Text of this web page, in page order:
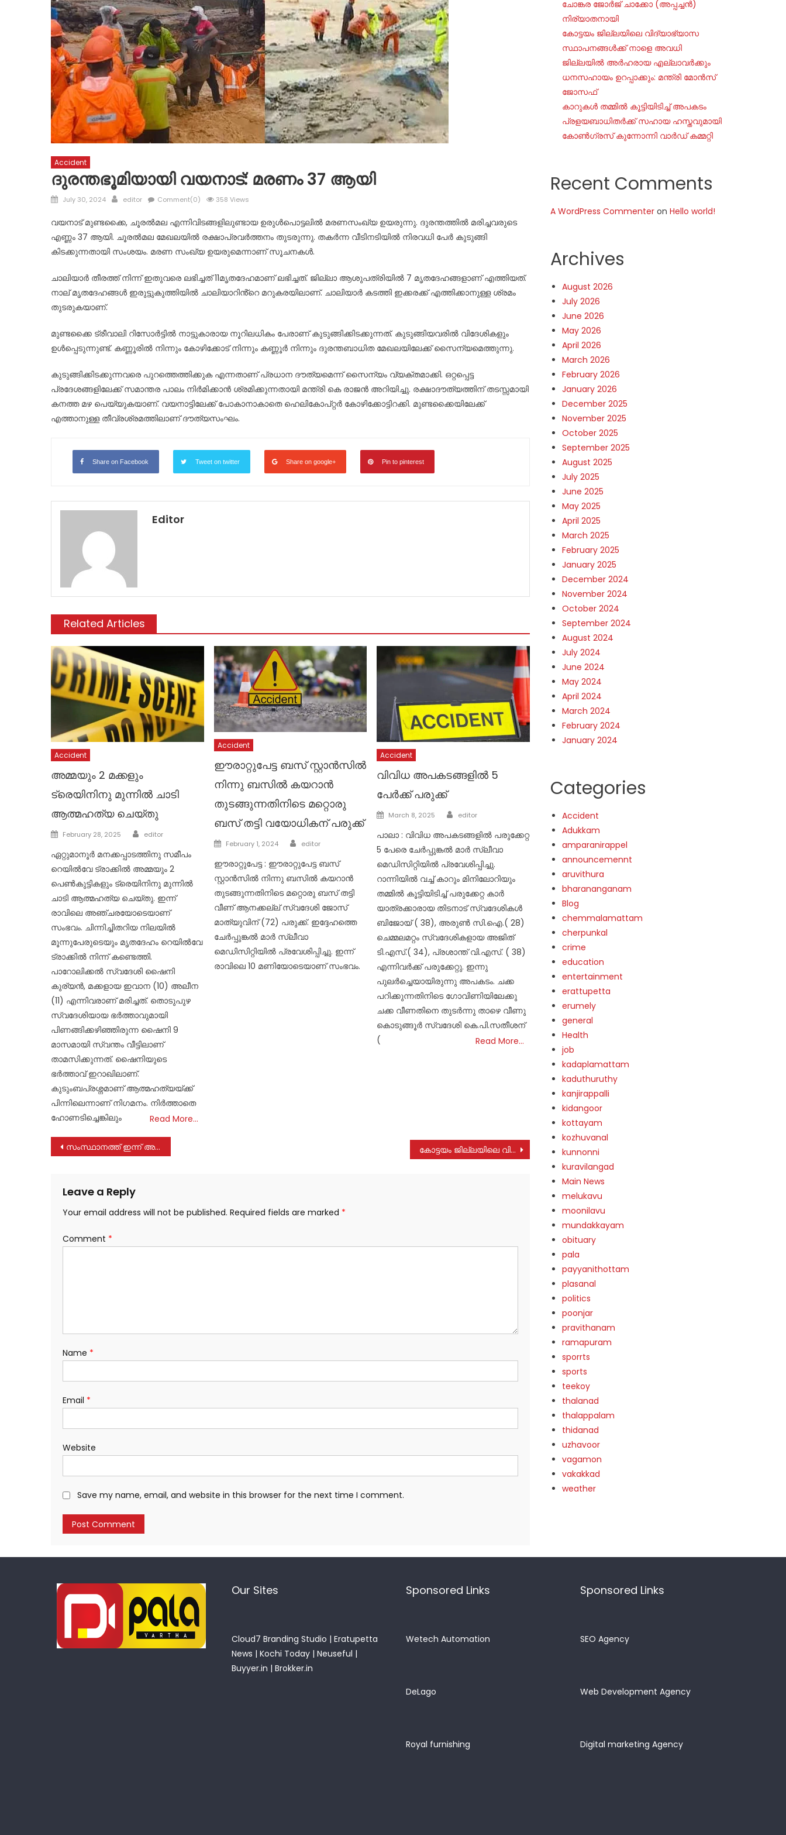
Accident
ദുരന്തഭൂമിയായി വയനാട്: മരണം 37 ആയി
Posted
July 30, 2024 Author
editor Comment(0) 358 Views
വയനാട് മുണ്ടക്കൈ, ചൂരൽമല എന്നിവിടങ്ങളിലുണ്ടായ ഉരുൾപൊട്ടലിൽ മരണസംഖ്യ ഉയരുന്നു. ദുരന്തത്തിൽ മരിച്ചവരുടെ
എണ്ണം 37 ആയി. ചൂരൽമല മേഖലയിൽ രക്ഷാപ്രവർത്തനം തുടരുന്നു. തകർന്ന വീടിനടിയിൽ നിരവധി പേർ കുടുങ്ങി
കിടക്കുന്നതായി സംശയം. മരണ സംഖ്യ ഉയരുമെന്നാണ് സൂചനകള്‍.
ചാലിയാർ തീരത്ത് നിന്ന് ഇതുവരെ ലഭിച്ചത് 11മൃതദേഹമാണ് ലഭിച്ചത്. ജില്ലാ ആശുപത്രിയിൽ 7 മൃതദേഹങ്ങളാണ് എത്തിയത്.
നാല് മൃതദേഹങ്ങൾ ഇരുട്ടുകുത്തിയിൽ ചാലിയാറിൻ്റെ മറുകരയിലാണ്. ചാലിയാർ കടത്തി ഇക്കരക്ക് എത്തിക്കാനുള്ള ശ്രമം
തുടരുകയാണ്.
മുണ്ടക്കൈ ട്രീവാലി റിസോർട്ടിൽ നാട്ടുകാരായ നൂറിലധികം പേരാണ് കുടുങ്ങിക്കിടക്കുന്നത്. കുടുങ്ങിയവരിൽ വിദേശികളും
ഉൾപ്പെടുന്നുണ്ട്. കണ്ണൂരിൽ നിന്നും കോഴിക്കോട് നിന്നും കണ്ണൂർ നിന്നും ദുരന്തബാധിത മേഖലയിലേക്ക് സൈന്യമെത്തുന്നു.
കുടുങ്ങിക്കിടക്കുന്നവരെ പുറത്തെത്തിക്കുക എന്നതാണ് പ്രധാന ദൗത്യമെന്ന് സൈന്യം വ്യക്തമാക്കി. ഒറ്റപ്പെട്ട
പ്രദേശങ്ങളിലേക്ക് സമാന്തര പാലം നിർമിക്കാൻ ശ്രമിക്കുന്നതായി മന്ത്രി കെ രാജൻ അറിയിച്ചു. രക്ഷാദൗത്യത്തിന് തടസ്സമായി
കനത്ത മഴ പെയ്യുകയാണ്. വയനാട്ടിലേക്ക് പോകാനാകാതെ ഹെലികോപ്റ്റർ കോഴിക്കോട്ടിറക്കി. മുണ്ടക്കൈയിലേക്ക്
എത്താനുള്ള തീവ്രശ്രമത്തിലാണ് ദൗത്യസംഘം.
Share on Facebook Tweet on twitter Share on google+ Pin to pinterest
Editor
Related Articles
Accident
അമ്മയും 2 മക്കളും
ട്രെയിനിനു മുന്നിൽ ചാടി
ആത്മഹത്യ ചെയ്തു
Posted
February 28, 2025 Author
editor
ഏറ്റുമാനൂർ മനക്കപ്പാടത്തിനു സമീപം
റെയിൽവേ ട്രാക്കിൽ അമ്മയും 2
പെൺകുട്ടികളും ട്രെയിനിനു മുന്നിൽ
ചാടി ആത്മഹത്യ ചെയ്തു. ഇന്ന്
രാവിലെ അഞ്ചരയോടെയാണ്
സംഭവം. ചിന്നിച്ചിതറിയ നിലയിൽ
മൂന്നുപേരുടെയും മൃതദേഹം റെയിൽവേ
ട്രാക്കിൽ നിന്ന് കണ്ടെത്തി.
പാറോലിക്കൽ സ്വദേശി ഷൈനി
കുര്യൻ, മക്കളായ ഇവാന (10) അലീന
(11) എന്നിവരാണ് മരിച്ചത്. തൊടുപുഴ
സ്വദേശിയായ ഭർത്താവുമായി
പിണങ്ങിക്കഴിഞ്ഞിരുന്ന ഷൈനി 9
മാസമായി സ്വന്തം വീട്ടിലാണ്
താമസിക്കുന്നത്. ഷൈനിയുടെ
ഭർത്താവ് ഇറാഖിലാണ്.
കുടുംബപ്രശ്നമാണ് ആത്മഹത്യയ്ക്ക്
പിന്നിലെന്നാണ് നിഗമനം. നിർത്താതെ
ഹോണടിച്ചെങ്കിലും
Read More…
Accident
ഈരാറ്റുപേട്ട ബസ് സ്റ്റാൻസിൽ
നിന്നു ബസിൽ കയറാൻ
തുടങ്ങുന്നതിനിടെ മറ്റൊരു
ബസ് തട്ടി വയോധികന് പരുക്ക്
Posted
February 1, 2024 Author
editor
ഈരാറ്റുപേട്ട : ഈരാറ്റുപേട്ട ബസ്
സ്റ്റാൻസിൽ നിന്നു ബസിൽ കയറാൻ
തുടങ്ങുന്നതിനിടെ മറ്റൊരു ബസ് തട്ടി
വീണ് ആനക്കല്ല് സ്വദേശി ജോസ്
മാത്യുവിന് (72) പരുക്ക്. ഇദ്ദേഹത്തെ
ചേർപ്പുങ്കൽ മാർ സ്ലീവാ
മെഡിസിറ്റിയിൽ പ്രവേശിപ്പിച്ചു. ഇന്ന്
രാവിലെ 10 മണിയോടെയാണ് സംഭവം.
Accident
വിവിധ അപകടങ്ങളിൽ 5
പേർക്ക് പരുക്ക്
Posted
March 8, 2025 Author
editor
പാലാ : വിവിധ അപകടങ്ങളിൽ പരുക്കേറ്റ
5 പേരെ ചേർപ്പുങ്കൽ മാർ സ്ലീവാ
മെഡിസിറ്റിയിൽ പ്രവേശിപ്പിച്ചു.
റാന്നിയിൽ വച്ച് കാറും മിനിലോറിയും
തമ്മിൽ കൂട്ടിയിടിച്ച് പരുക്കേറ്റ കാർ
യാത്രക്കാരായ തിടനാട് സ്വദേശികൾ
ബിജോയ് ( 38), അരുൺ സി.ഐ.( 28)
ചെമ്മലമറ്റം സ്വദേശികളായ അജിത്
ടി.എസ്.( 34), പ്രശാന്ത് വി.എസ്. ( 38)
എന്നിവർക്ക് പരുക്കേറ്റു. ഇന്നു
പുലർച്ചെയായിരുന്നു അപകടം. ചക്ക
പറിക്കുന്നതിനിടെ ​ഗോവിണിയിലേക്കു
ചക്ക വീണതിനെ തുടർന്നു താഴെ വീണു
കൊടുങ്ങൂർ സ്വദേശി കെ.പി.സതീശന്
(
Read More…
Post
സംസ്ഥാനത്ത് ഇന്ന് അതിതീവ്ര മഴയ്ക്ക് സാധ്യത; അഞ്ച് ജില്ലകളിൽ റെഡ് അലർട്ട് കോട്ടയം ജില്ലയിലെ വിനോദസഞ്ചാരകേന്ദ്രങ്ങളിൽ പ്രവേശനത്തിനും, രാത്രിയാത്രയ്ക്കും , ഖനനത്തിനും വിലക്ക്
Leave a Reply
Your email address will not be published. Required fields are marked *
Comment *
Name *
Email *
Website
Save my name, email, and website in this browser for the next time I comment.
ചോങ്കര ജോര്‍ജ് ചാക്കോ (അപ്പച്ചന്‍)
നിര്യാതനായി
കോട്ടയം ജില്ലയിലെ വിദ്യാഭ്യാസ
സ്ഥാപനങ്ങൾക്ക് നാളെ അവധി
ജില്ലയില്‍ അര്‍ഹരായ എല്ലാവര്‍ക്കും
ധനസഹായം ഉറപ്പാക്കും: മന്ത്രി മോന്‍സ്
ജോസഫ്
കാറുകൾ തമ്മിൽ കൂട്ടിയിടിച്ച് അപകടം
പ്രളയബാധിതർക്ക് സഹായ ഹസ്തവുമായി
കോൺഗ്രസ് കുന്നോന്നി വാർഡ് കമ്മറ്റി
Recent Comments
A WordPress Commenter onHello world!
Archives
August 2026
July 2026
June 2026
May 2026
April 2026
March 2026
February 2026
January 2026
December 2025
November 2025
October 2025
September 2025
August 2025
July 2025
June 2025
May 2025
April 2025
March 2025
February 2025
January 2025
December 2024
November 2024
October 2024
September 2024
August 2024
July 2024
June 2024
May 2024
April 2024
March 2024
February 2024
January 2024
Categories
Accident
Adukkam
amparanirappel
announcemennt
aruvithura
bharananganam
Blog
chemmalamattam
cherpunkal
crime
education
entertainment
erattupetta
erumely
general
Health
job
kadaplamattam
kaduthuruthy
kanjirappalli
kidangoor
kottayam
kozhuvanal
kunnonni
kuravilangad
Main News
melukavu
moonilavu
mundakkayam
obituary
pala
payyanithottam
plasanal
politics
poonjar
pravithanam
ramapuram
sporrts
sports
teekoy
thalanad
thalappalam
thidanad
uzhavoor
vagamon
vakakkad
weather
Our Sites
Cloud7 Branding Studio | Eratupetta
News | Kochi Today | Neuseful |
Buyyer.in | Brokker.in
Sponsored Links
Wetech Automation
DeLago
Royal furnishing
Sponsored Links
SEO Agency
Web Development Agency
Digital marketing Agency